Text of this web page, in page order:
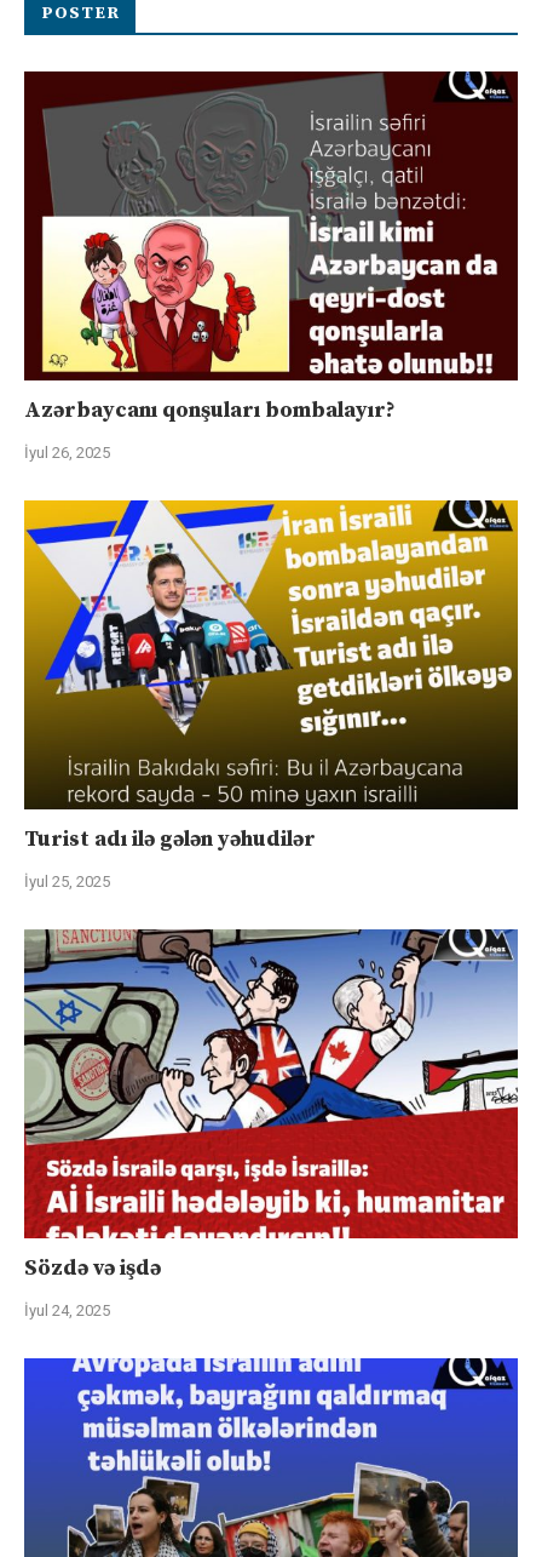
POSTER
Azərbaycanı qonşuları bombalayır?
İyul 26, 2025
Turist adı ilə gələn yəhudilər
İyul 25, 2025
Sözdə və işdə
İyul 24, 2025